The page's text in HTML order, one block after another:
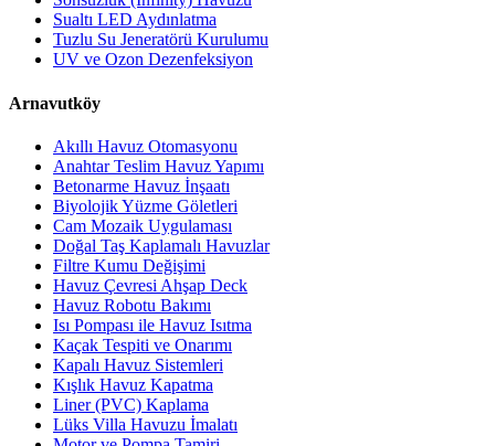
Sualtı LED Aydınlatma
Tuzlu Su Jeneratörü Kurulumu
UV ve Ozon Dezenfeksiyon
Arnavutköy
Akıllı Havuz Otomasyonu
Anahtar Teslim Havuz Yapımı
Betonarme Havuz İnşaatı
Biyolojik Yüzme Göletleri
Cam Mozaik Uygulaması
Doğal Taş Kaplamalı Havuzlar
Filtre Kumu Değişimi
Havuz Çevresi Ahşap Deck
Havuz Robotu Bakımı
Isı Pompası ile Havuz Isıtma
Kaçak Tespiti ve Onarımı
Kapalı Havuz Sistemleri
Kışlık Havuz Kapatma
Liner (PVC) Kaplama
Lüks Villa Havuzu İmalatı